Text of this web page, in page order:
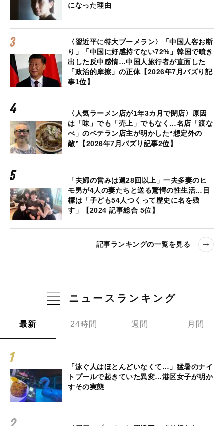
になった理由
〈習近平に特大ブーメラン〉「中国人客お断
り」「中国に好感持てない72%」韓国で噴き
出した反中感情…中国人旅行者が直面した
「政治的摩擦」の正体【2026年7月バズり記
事1位】
〈人気ラーメン店が1年3カ月で閉店〉原因
は「味」でも「売上」でもなく…名店「渡な
べ」のベテラン店主が明かした“想定外の
敵”【2026年7月バズり記事2位】
「夫婦の営みは週28回以上」一夫多妻のヒ
モ男が4人の妻たちと送る驚愕の性生活…目
標は「子ども54人つくって歴史に名を残
す」【2024 記事総合 5位】
記事ランキングの一覧を見る
ニュースランキング
最新 24時間 週間 月間
「泳ぐ人はほとんどいなくて…」猛暑のナイ
トプールで起きていた異変…港区女子が明か
すその実態